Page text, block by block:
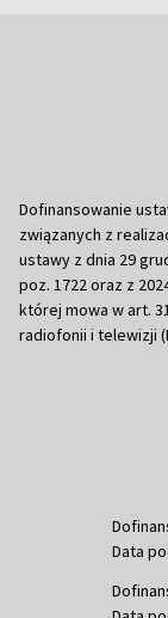
Dofinansowanie
związanych z
ustawy z dnia 29
poz. 1722 oraz z
której mowa w art.
radiofonii i telewizji
Data